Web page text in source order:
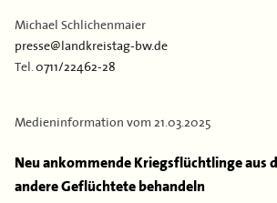
Kontakt
Partner
Flächen & Einwohner
Michael Schlichenmaier
presse@landkreistag-bw.de
Tel. 0711/22462-28
Medieninformation vom 21.03.2025
Neu ankommende Kriegsflüchtlinge aus
andere Geflüchtete behandeln